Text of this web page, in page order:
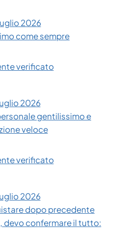
2026
come sempre
verificato
2026
gentilissimo e
veloce
verificato
2026
dopo precedente
devo confermare il tutto: